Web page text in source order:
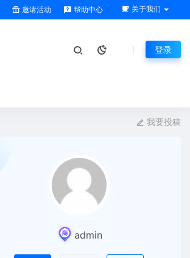
邀请活动 帮助中心 关于我们
登录
我要投稿
admin